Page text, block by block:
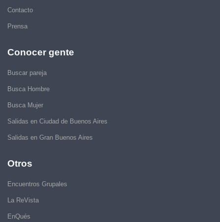
Contacto
Prensa
Conocer gente
Buscar pareja
Busca Hombre
Busca Mujer
Salidas en Ciudad de Buenos Aires
Salidas en Gran Buenos Aires
Otros
Encuentros Grupales
La ReVista
EnQués